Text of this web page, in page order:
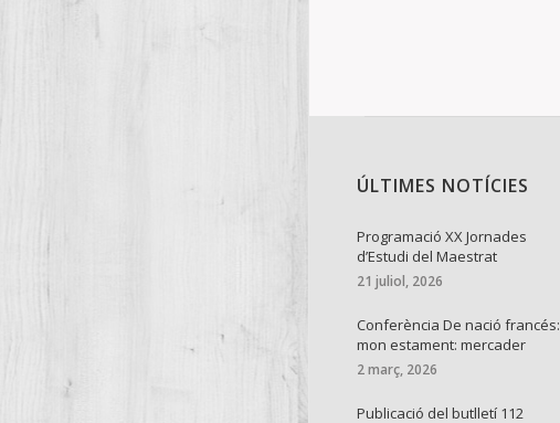
ÚLTIMES NOTÍCIES
Programació XX Jornades
d’Estudi del Maestrat
21 juliol, 2026
Conferència De nació francés:
mon estament: mercader
2 març, 2026
Publicació del butlletí 112